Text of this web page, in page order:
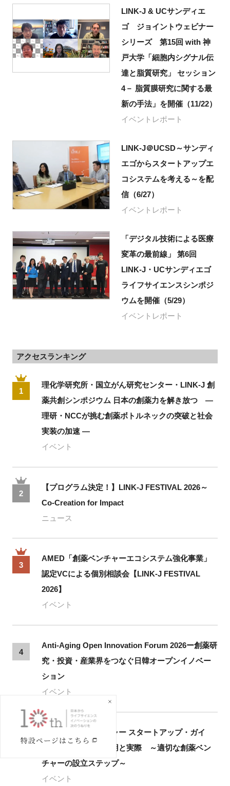
LINK-J & UCサンディエ
ゴ ジョイントウェビナー
シリーズ 第15回 with 神
戸大学「細胞内シグナル伝
達と脂質研究」 セッション
4－ 脂質膜研究に関する最
新の手法」を開催（11/22）
イベントレポート
LINK-J＠UCSD～サンディ
エゴからスタートアップエ
コシステムを考える～を配
信（6/27）
イベントレポート
「デジタル技術による医療
変革の最前線」 第6回
LINK-J・UCサンディエゴ
ライフサイエンスシンポジ
ウムを開催（5/29）
イベントレポート
アクセスランキング
1
理化学研究所・国立がん研究センター・LINK-J 創
薬共創シンポジウム 日本の創薬力を解き放つ ―
理研・NCCが挑む創薬ボトルネックの突破と社会
実装の加速 ―
イベント
2
【プログラム決定！】LINK-J FESTIVAL 2026～
Co-Creation for Impact
ニュース
3
AMED「創薬ベンチャーエコシステム強化事業」
認定VCによる個別相談会【LINK-J FESTIVAL
2026】
イベント
4
Anti-Aging Open Innovation Forum 2026ー創薬研
究・投資・産業界をつなぐ日韓オープンイノベー
ション
イベント
5
「大学発創薬ベンチャー スタートアップ・ガイ
ド」（AMED）の活用と実際 ～適切な創薬ベン
チャーの設立ステップ～
イベント